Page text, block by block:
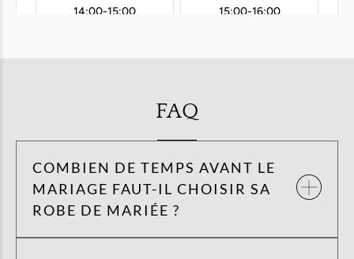
FAQ
COMBIEN DE TEMPS AVANT LE
MARIAGE FAUT-IL CHOISIR SA
ROBE DE MARIÉE ?